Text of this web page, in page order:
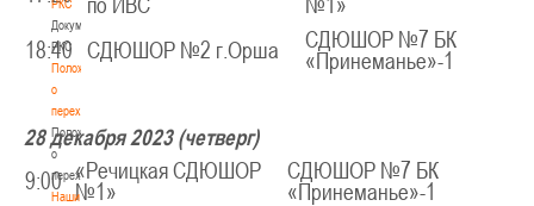
РКС
Документы
РКС
Положение
о
переходах
Положение
о
переходах
Наши
18:40
СДЮШОР №2 г.Орша
СДЮШОР №7 БК
«Принеманье»-1
28 декабря 2023 (четверг)
9:00«Речицкая СДЮШОР
№1»
СДЮШОР №7 БК
«Принеманье»-1